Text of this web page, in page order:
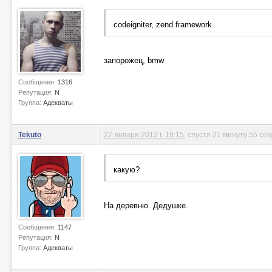
Сообщения: 1316
Репутация: N
Группа: Адекваты
codeigniter, zend framework
запорожец, bmw
Tekuto
Сообщения: 1147
Репутация: N
Группа: Адекваты
27 января 2012 г. 19:15 , спустя 21 минуту 55
какую?
На деревню. Дедушке.